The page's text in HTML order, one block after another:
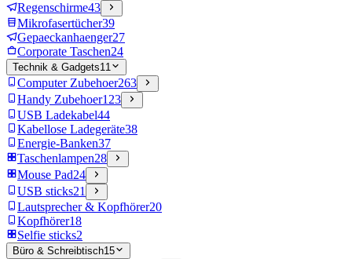
Regenschirme43
Mikrofasertücher39
Gepaeckanhaenger27
Corporate Taschen24
Technik & Gadgets11
Computer Zubehoer263
Handy Zubehoer123
USB Ladekabel44
Kabellose Ladegeräte38
Energie-Banken37
Taschenlampen28
Mouse Pad24
USB sticks21
Lautsprecher & Kopfhörer20
Kopfhörer18
Selfie sticks2
Büro & Schreibtisch15